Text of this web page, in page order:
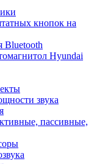
кнопок на
Bluetooth
Hyundai
звука
пассивные,